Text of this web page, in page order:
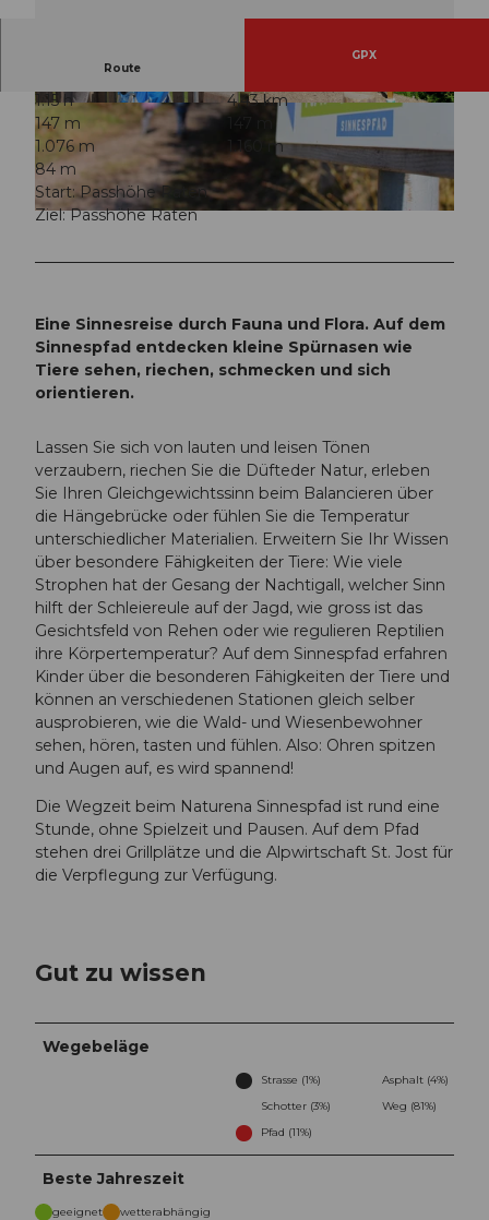
© AMEO GmbH, AMEO GmbH |CC-BY
© AMEO GmbH, AMEO GmbH |CC-BY © AMEO GmbH, AMEO GmbH |CC-BY
Route
GPX
1:15 h
4,43 km
147 m
1.076 m
1.160 m
84 m
Start: Passhöhe Raten
Ziel: Passhöhe Raten
Eine Sinnesreise durch Fauna und Flora. Auf dem
Sinnespfad entdecken kleine Spürnasen wie
Tiere sehen, riechen, schmecken und sich
orientieren.
Lassen Sie sich von lauten und leisen Tönen
verzaubern, riechen Sie die Düfteder Natur, erleben
Sie Ihren Gleichgewichtssinn beim Balancieren über
die Hängebrücke oder fühlen Sie die Temperatur
unterschiedlicher Materialien. Erweitern Sie Ihr Wissen
über besondere Fähigkeiten der Tiere: Wie viele
Strophen hat der Gesang der Nachtigall, welcher Sinn
hilft der Schleiereule auf der Jagd, wie gross ist das
Gesichtsfeld von Rehen oder wie regulieren Reptilien
ihre Körpertemperatur? Auf dem Sinnespfad erfahren
Kinder über die besonderen Fähigkeiten der Tiere und
können an verschiedenen Stationen gleich selber
ausprobieren, wie die Wald- und Wiesenbewohner
sehen, hören, tasten und fühlen. Also: Ohren spitzen
und Augen auf, es wird spannend!
Die Wegzeit beim Naturena Sinnespfad ist rund eine
Stunde, ohne Spielzeit und Pausen. Auf dem Pfad
stehen drei Grillplätze und die Alpwirtschaft St. Jost für
die Verpflegung zur Verfügung.
Gut zu wissen
Wegebeläge
Strasse (1%)
Asphalt (4%)
Schotter (3%)
Weg (81%)
Pfad (11%)
Beste Jahreszeit
geeignet wetterabhängig